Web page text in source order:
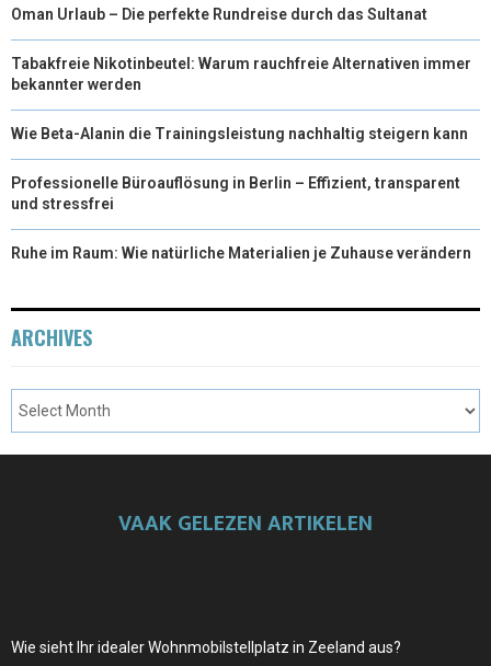
Oman Urlaub – Die perfekte Rundreise durch das Sultanat
Tabakfreie Nikotinbeutel: Warum rauchfreie Alternativen immer
bekannter werden
Wie Beta-Alanin die Trainingsleistung nachhaltig steigern kann
Professionelle Büroauflösung in Berlin – Effizient, transparent
und stressfrei
Ruhe im Raum: Wie natürliche Materialien je Zuhause verändern
ARCHIVES
VAAK GELEZEN ARTIKELEN
Wie sieht Ihr idealer Wohnmobilstellplatz in Zeeland aus?